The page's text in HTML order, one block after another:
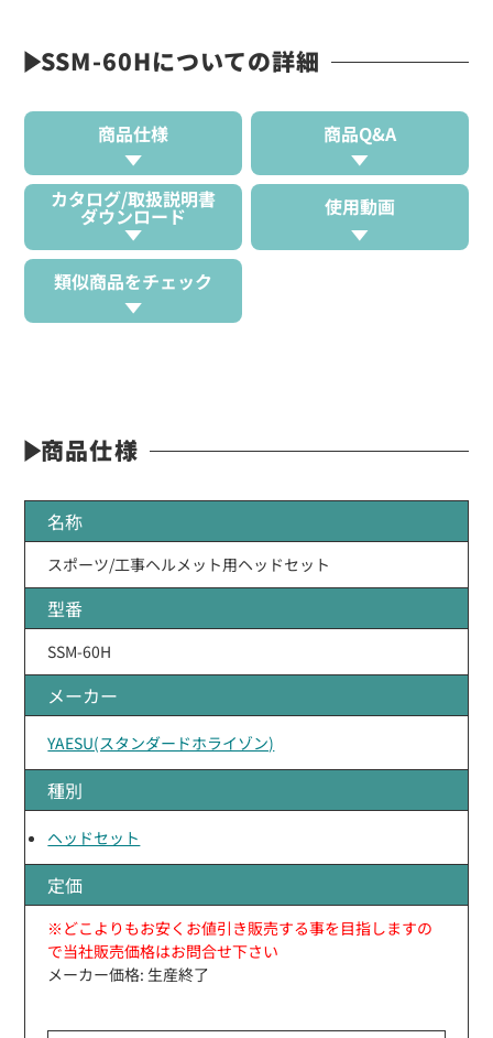
SSM-60Hについての詳細
商品仕様 商品Q&A
カタログ/取扱説明書
ダウンロード 使用動画
類似商品をチェック
商品仕様
名称
スポーツ/工事ヘルメット用ヘッドセット
型番
SSM-60H
メーカー
YAESU(スタンダードホライゾン)
種別
ヘッドセット
定価
※どこよりもお安くお値引き販売する事を目指しますの
で当社販売価格はお問合せ下さい
メーカー価格: 生産終了